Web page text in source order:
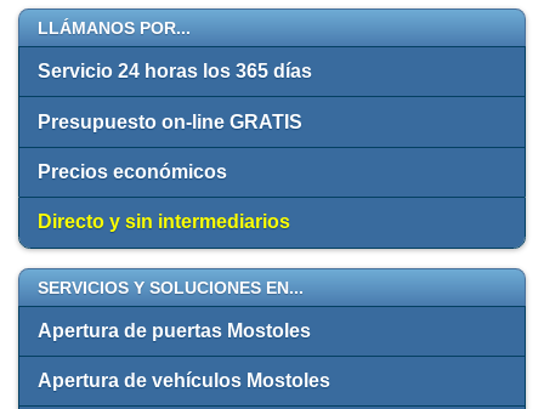
LLÁMANOS POR...
Servicio 24 horas los 365 días
Presupuesto on-line GRATIS
Precios económicos
Directo y sin intermediarios
SERVICIOS Y SOLUCIONES EN...
Apertura de puertas Mostoles
Apertura de vehículos Mostoles